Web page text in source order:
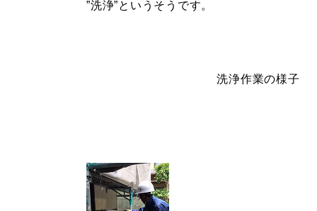
”洗浄”というそうです。
洗浄作業の様子